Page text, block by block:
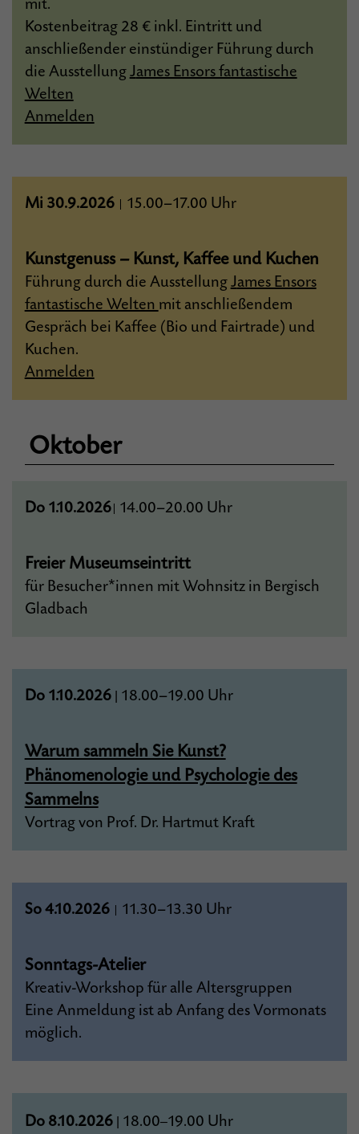
mit.
Kostenbeitrag 28 € inkl. Eintritt und
anschließender einstündiger Führung durch
die AusstellungJames Ensors fantastische
Welten
Anmelden
Mi 30.9.2026 15.00–17.00 Uhr
Kunstgenuss – Kunst, Kaffee und Kuchen
Führung durch die AusstellungJames Ensors
fantastische Welten mit anschließendem
Gespräch bei Kaffee (Bio und Fairtrade) und
Kuchen.
Anmelden
Oktober
Do 1.10.2026| 14.00–20.00 Uhr
Freier Museumseintritt
für Besucher*innen mit Wohnsitz in Bergisch
Gladbach
Do 1.10.2026 18.00–19.00 Uhr
Warum sammeln Sie Kunst?
Phänomenologie und Psychologie des
Sammelns
Vortrag von Prof. Dr. Hartmut Kraft
So 4.10.2026 11.30–13.30 Uhr
Sonntags-Atelier
Kreativ-Workshop für alle Altersgruppen
Eine Anmeldung ist ab Anfang des Vormonats
möglich.
Do 8.10.2026 18.00–19.00 Uhr